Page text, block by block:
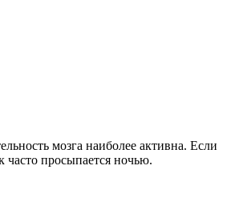
мозга наиболее активна. Если
часто просыпается ночью.